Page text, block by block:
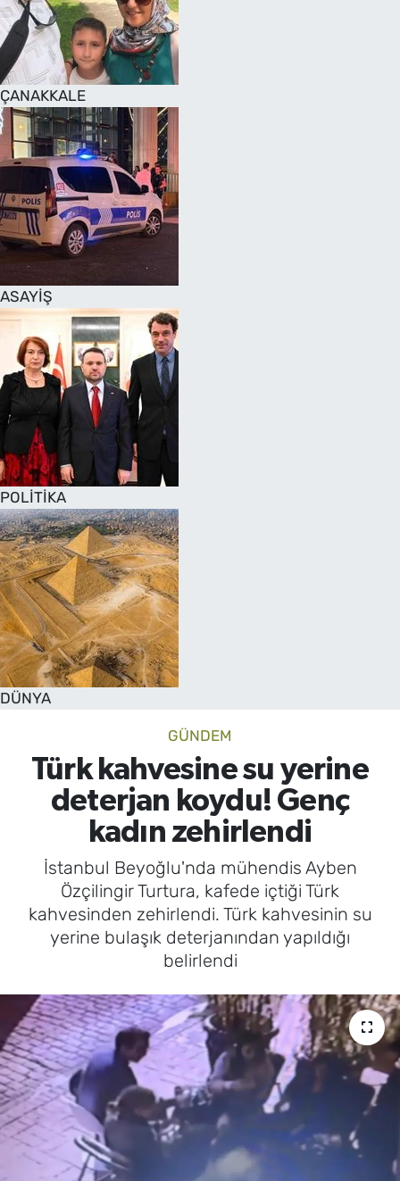
ÇANAKKALE
ASAYİŞ
POLİTİKA
DÜNYA
GÜNDEM
Türk kahvesine su yerine
deterjan koydu! Genç
kadın zehirlendi
İstanbul Beyoğlu'nda mühendis Ayben
Özçilingir Turtura, kafede içtiği Türk
kahvesinden zehirlendi. Türk kahvesinin su
yerine bulaşık deterjanından yapıldığı
belirlendi
SAĞLIK
TV REHBERİ